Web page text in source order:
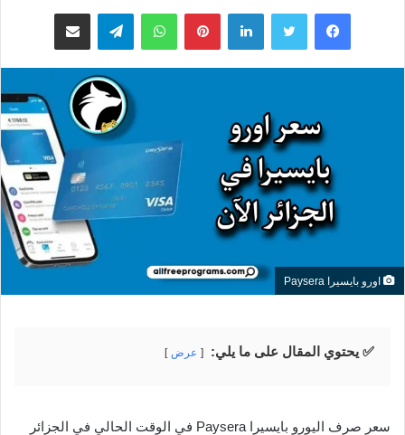
فيسبوك تويتر لينكدإن بينتيريستواتساب تيلقرام مشاركة عبر البريد
اورو بايسيرا Paysera
✅ يحتوي المقال على ما يلي: عرض
سعر صرف اليورو بايسيرا Paysera في الوقت الحالي في الجزائر